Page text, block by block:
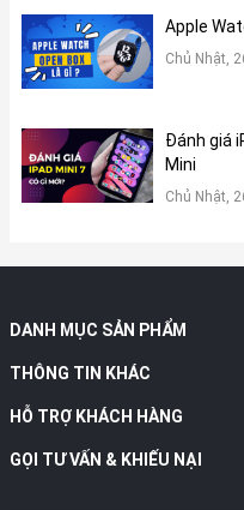
iPad, MacBook một cách dễ
4. Camera:
đáng chú ý. Apple đã nâng
Apple
Chủ Nhật,
Đánh giá
Mini
Chủ Nhật,
DANH MỤC SẢN PHẨM
THÔNG TIN KHÁC
HỖ TRỢ KHÁCH HÀNG
GỌI TƯ VẤN & KHIẾU NẠI